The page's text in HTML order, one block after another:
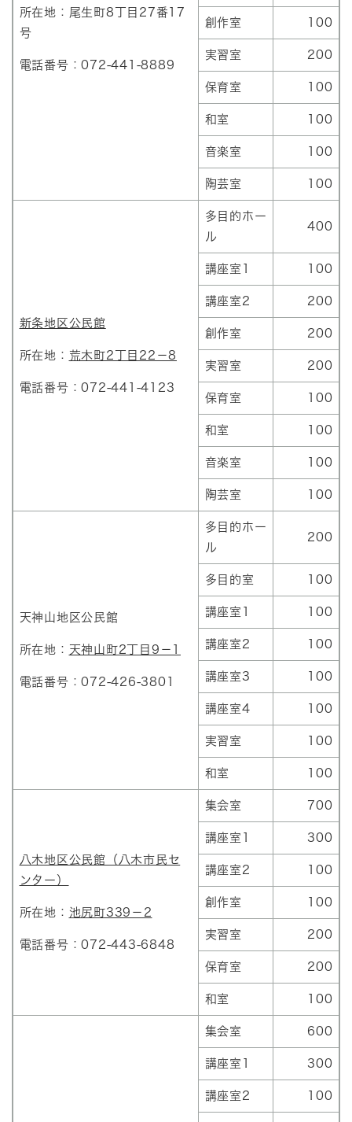
所在地：尾生町8丁目27番17
号
電話番号：072-441-8889
創作室 100
実習室 200
保育室 100
和室 100
音楽室 100
陶芸室 100
新条地区公民館
所在地： 荒木町2丁目22－8
電話番号：072-441-4123
多目的ホー
ル
400
講座室1 100
講座室2 200
創作室 200
実習室 200
保育室 100
和室 100
音楽室 100
陶芸室 100
天神山地区公民館
所在地： 天神山町2丁目9－1
電話番号：072-426-3801
多目的ホー
ル
200
多目的室 100
講座室1 100
講座室2 100
講座室3 100
講座室4 100
実習室 100
和室 100
八木地区公民館（八木市民セ
ンター）
所在地： 池尻町339－2
電話番号：072-443-6848
集会室 700
講座室1 300
講座室2 100
創作室 100
実習室 200
保育室 200
和室 100
集会室 600
講座室1 300
講座室2 100